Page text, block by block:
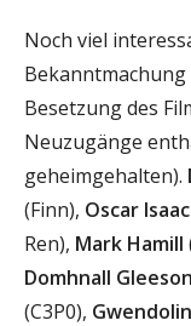
Noch viel
Besetzung des
Neuzugänge
geheimgehalten).
(Finn), Oscar Isaac
Ren), Mark Hamill
Domhnall Gleeson
(C3P0),